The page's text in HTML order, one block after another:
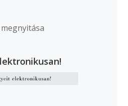
megnyitása